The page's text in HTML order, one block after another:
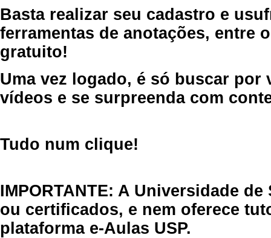
Basta realizar seu cadastro e
ferramentas de anotações, entre
gratuito!
Uma vez logado, é só buscar por
vídeos e se surpreenda com
Tudo num clique!
IMPORTANTE: A Universidade
ou certificados, e nem oferece
plataforma e-Aulas USP.